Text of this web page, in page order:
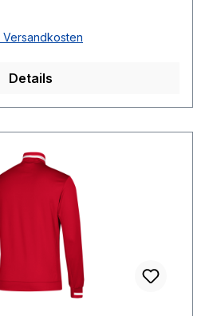
Versandkosten
Details